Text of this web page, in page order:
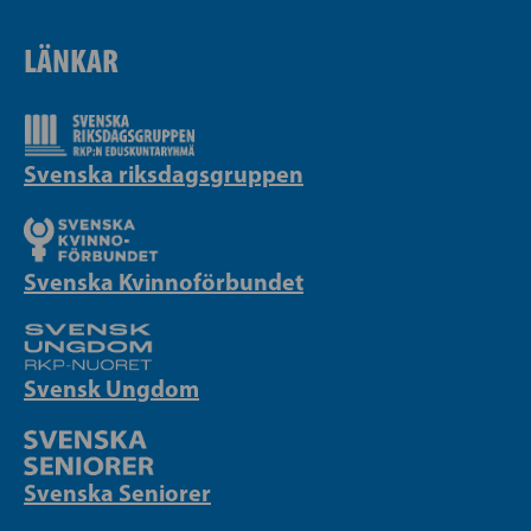
LÄNKAR
Svenska riksdagsgruppen
Svenska Kvinnoförbundet
Svensk Ungdom
Svenska Seniorer